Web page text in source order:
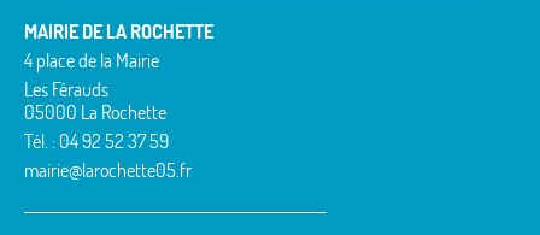
MAIRIE DE LA ROCHETTE
4 place de la Mairie
Les Férauds
05000 La Rochette
Tél. : 04 92 52 37 59
mairie@larochette05.fr